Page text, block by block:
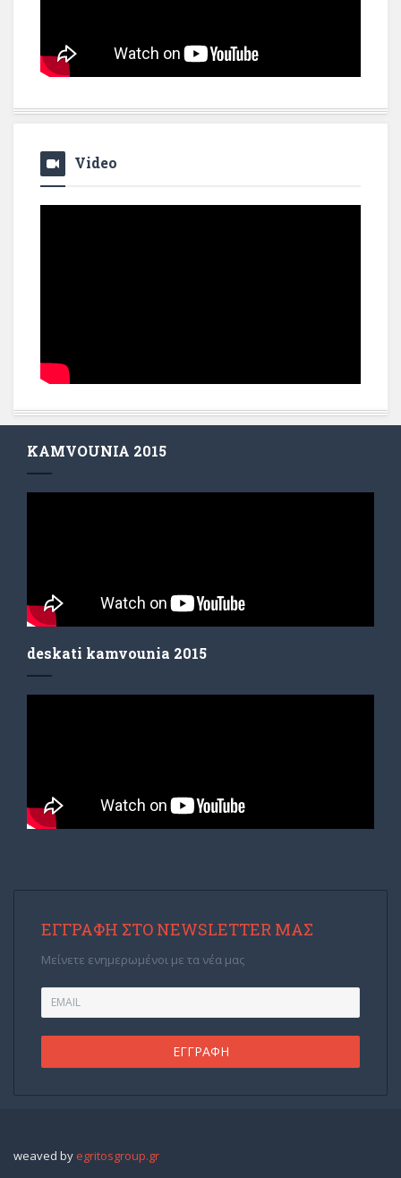
Video
KAMVOUNIA 2015
deskati kamvounia 2015
ΕΓΓΡΑΦΉ ΣΤΟ NEWSLETTER ΜΑΣ
Μείνετε ενημερωμένοι με τα νέα μας
weaved by egritosgroup.gr